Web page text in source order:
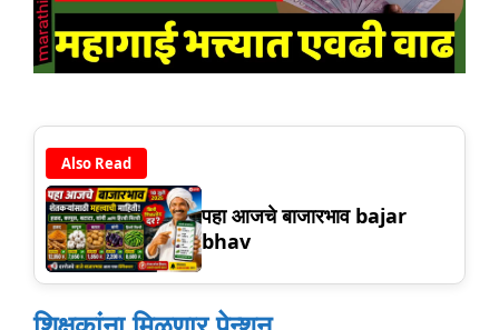
Also Read
पहा आजचे बाजारभाव bajar
bhav